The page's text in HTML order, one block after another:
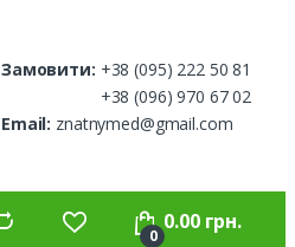
Замовити: +38 (095) 222 50 81
+38 (096) 970 67 02
Email: znatnymed@gmail.com
0
0.00грн.